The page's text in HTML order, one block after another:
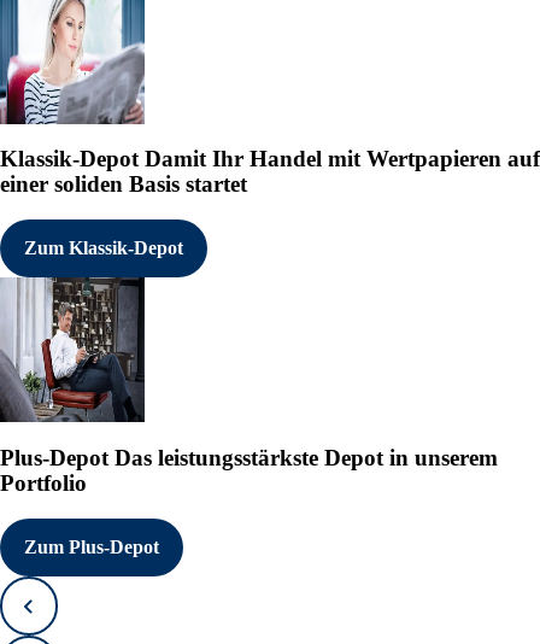
Klassik-DepotDamit Ihr Handel mit Wertpapieren auf
einer soliden Basis startet
Zum Klassik-Depot
Plus-Depot Das leistungsstärkste Depot in unserem
Portfolio
Zum Plus-Depot
Zurück